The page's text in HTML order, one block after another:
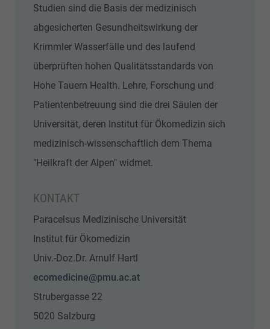
Studien sind die Basis der medizinisch
abgesicherten Gesundheitswirkung der
Krimmler Wasserfälle und des laufend
überprüften hohen Qualitätsstandards von
Hohe Tauern Health. Lehre, Forschung und
Patientenbetreuung sind die drei Säulen der
Universität, deren Institut für Ökomedizin sich
medizinisch-wissenschaftlich dem Thema
"Heilkraft der Alpen" widmet.
KONTAKT
Paracelsus Medizinische Universität
Institut für Ökomedizin
Univ.-Doz.Dr. Arnulf Hartl
ecomedicine@pmu.ac.at
Strubergasse 22
5020 Salzburg